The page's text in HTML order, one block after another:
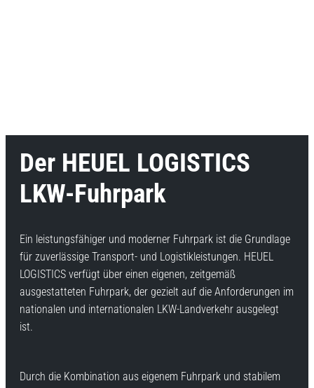
Der HEUEL LOGISTICS
LKW-Fuhrpark
Ein leistungsfähiger und moderner Fuhrpark ist die Grundlage
für zuverlässige Transport- und Logistikleistungen. HEUEL
LOGISTICS verfügt über einen eigenen, zeitgemäß
ausgestatteten Fuhrpark, der gezielt auf die Anforderungen im
nationalen und internationalen LKW-Landverkehr ausgelegt
ist.
Durch die Kombination aus eigenem Fuhrpark und stabilem